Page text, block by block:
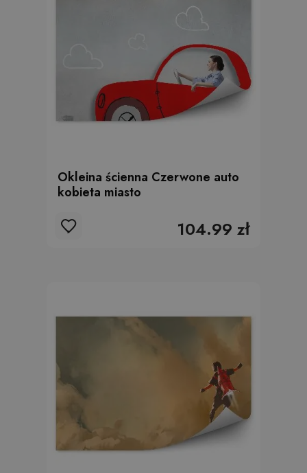
Okleina ścienna Czerwone auto
kobieta miasto
104.99 zł